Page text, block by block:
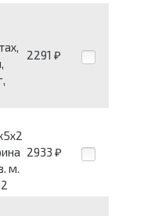
2291 ₽
м.
2933 ₽